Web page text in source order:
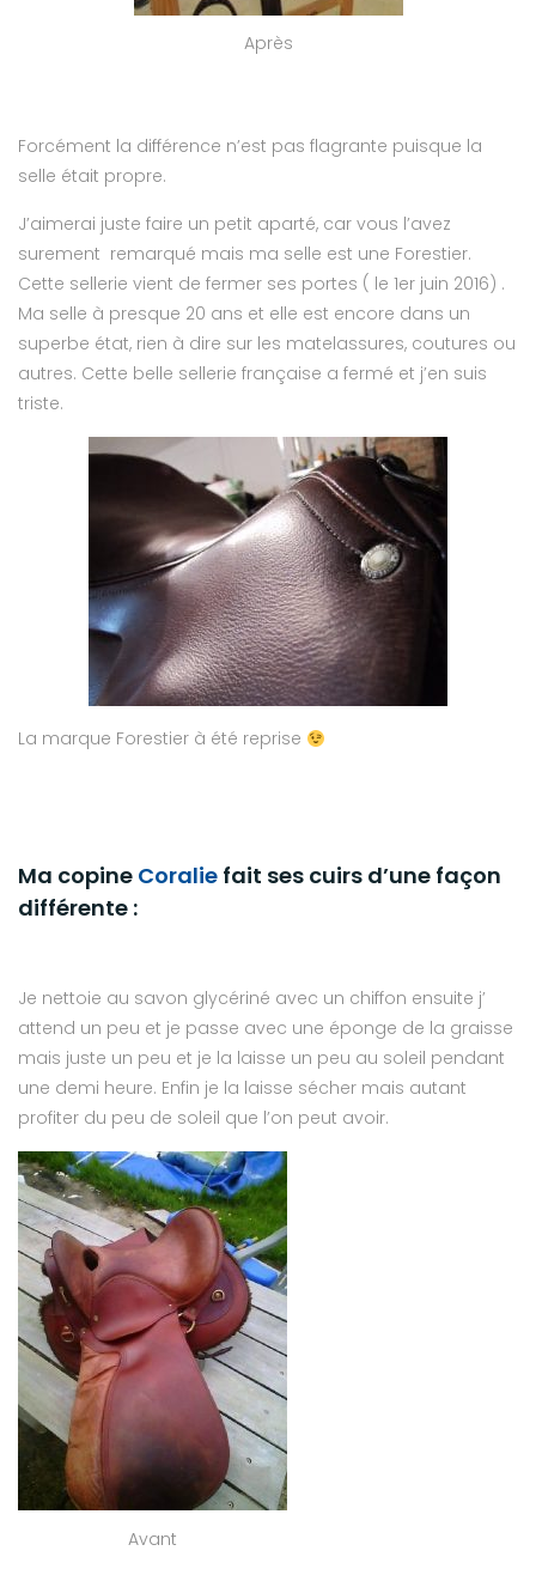
Après
Forcément la différence n’est pas flagrante puisque la
selle était propre.
J’aimerai juste faire un petit aparté, car vous l’avez
surement remarqué mais ma selle est une Forestier.
Cette sellerie vient de fermer ses portes ( le 1er juin 2016) .
Ma selle à presque 20 ans et elle est encore dans un
superbe état, rien à dire sur les matelassures, coutures ou
autres. Cette belle sellerie française a fermé et j’en suis
triste.
La marque Forestier à été reprise
Ma copine Coralie fait ses cuirs d’une façon
différente :
Je nettoie au savon glycériné avec un chiffon ensuite j’
attend un peu et je passe avec une éponge de la graisse
mais juste un peu et je la laisse un peu au soleil pendant
une demi heure. Enfin je la laisse sécher mais autant
profiter du peu de soleil que l’on peut avoir.
Avant